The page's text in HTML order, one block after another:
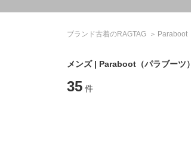
ブランド古着のRAGTAG Paraboot
メンズ | Paraboot （パラブーツ）
35 件